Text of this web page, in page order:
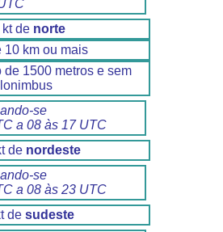
kt de norte
km ou mais
1500 metros e sem
se
a 08 às 17 UTC
de nordeste
se
a 08 às 23 UTC
de sudeste